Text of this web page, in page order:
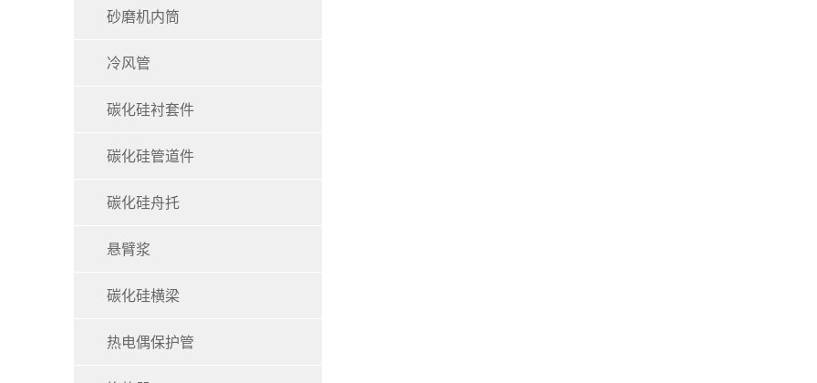
砂磨机内筒
冷风管
碳化硅衬套件
碳化硅管道件
碳化硅舟托
悬臂浆
碳化硅横梁
热电偶保护管